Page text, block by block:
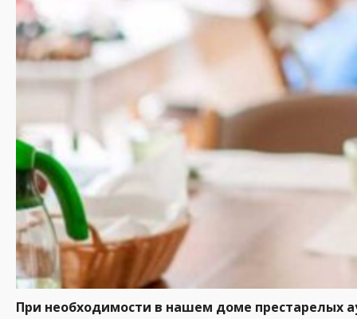
При необходимости в нашем доме престарелых